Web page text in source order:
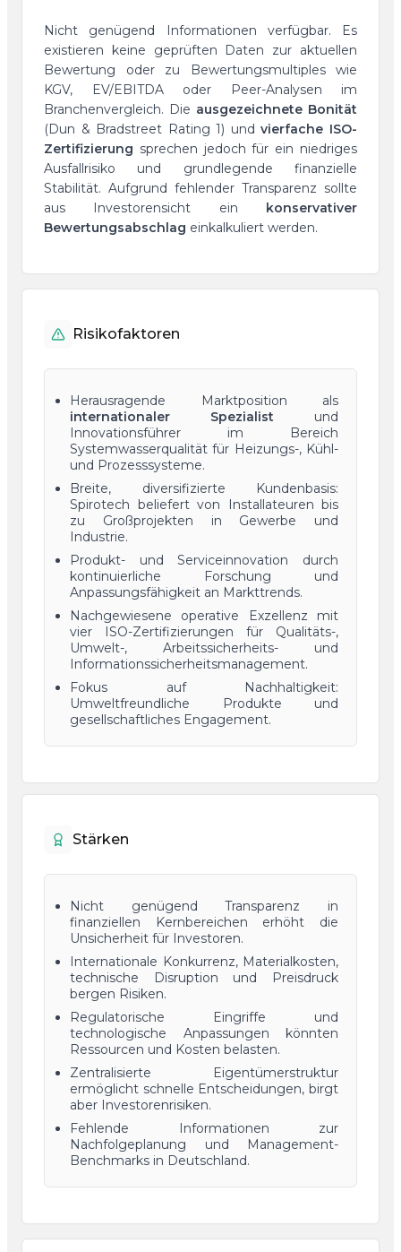
Nicht genügend Informationen verfügbar. Es
existieren keine geprüften Daten zur aktuellen
Bewertung oder zu Bewertungsmultiples wie
KGV, EV/EBITDA oder Peer-Analysen im
Branchenvergleich. Die ausgezeichnete Bonität
(Dun & Bradstreet Rating 1) undvierfache ISO-
Zertifizierung sprechen jedoch für ein niedriges
Ausfallrisiko und grundlegende finanzielle
Stabilität. Aufgrund fehlender Transparenz sollte
aus Investorensicht ein konservativer
Bewertungsabschlag einkalkuliert werden.
Risikofaktoren
Herausragende Marktposition als
internationaler Spezialist und
Innovationsführer im Bereich
Systemwasserqualität für Heizungs-, Kühl-
und Prozesssysteme.
Breite, diversifizierte Kundenbasis:
Spirotech beliefert von Installateuren bis
zu Großprojekten in Gewerbe und
Industrie.
Produkt- und Serviceinnovation durch
kontinuierliche Forschung und
Anpassungsfähigkeit an Markttrends.
Nachgewiesene operative Exzellenz mit
vier ISO-Zertifizierungen für Qualitäts-,
Umwelt-, Arbeitssicherheits- und
Informationssicherheitsmanagement.
Fokus auf Nachhaltigkeit:
Umweltfreundliche Produkte und
gesellschaftliches Engagement.
Stärken
Nicht genügend Transparenz in
finanziellen Kernbereichen erhöht die
Unsicherheit für Investoren.
Internationale Konkurrenz, Materialkosten,
technische Disruption und Preisdruck
bergen Risiken.
Regulatorische Eingriffe und
technologische Anpassungen könnten
Ressourcen und Kosten belasten.
Zentralisierte Eigentümerstruktur
ermöglicht schnelle Entscheidungen, birgt
aber Investorenrisiken.
Fehlende Informationen zur
Nachfolgeplanung und Management-
Benchmarks in Deutschland.